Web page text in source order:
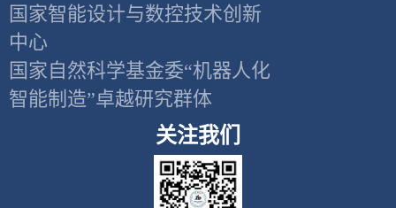
国家智能设计与数控技术创新
中心
国家自然科学基金委“机器人化
智能制造”卓越研究群体
关注我们